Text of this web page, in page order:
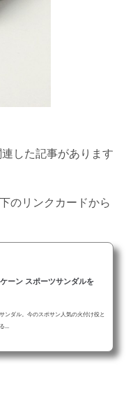
連した記事があります
下のリンクカードから
ーン スポーツサンダルを
ンダル。今のスポサン人気の火付け役と
...